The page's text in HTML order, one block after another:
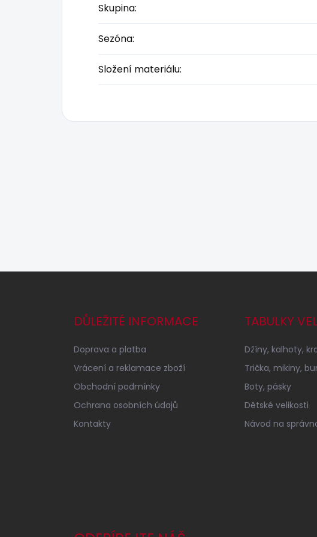
Skupina:
Sezóna:
Složení materiálu:
DŮLEŽITÉ INFORMACE
Doprava a platba
Vrácení a reklamace zboží
Obchodní podmínky
Ochrana osobních údajů
Kontakty
TABULKY
Džíny, kalhoty,
Trička, mikiny,
Boty, pásky
Dětské velikosti
Návod na